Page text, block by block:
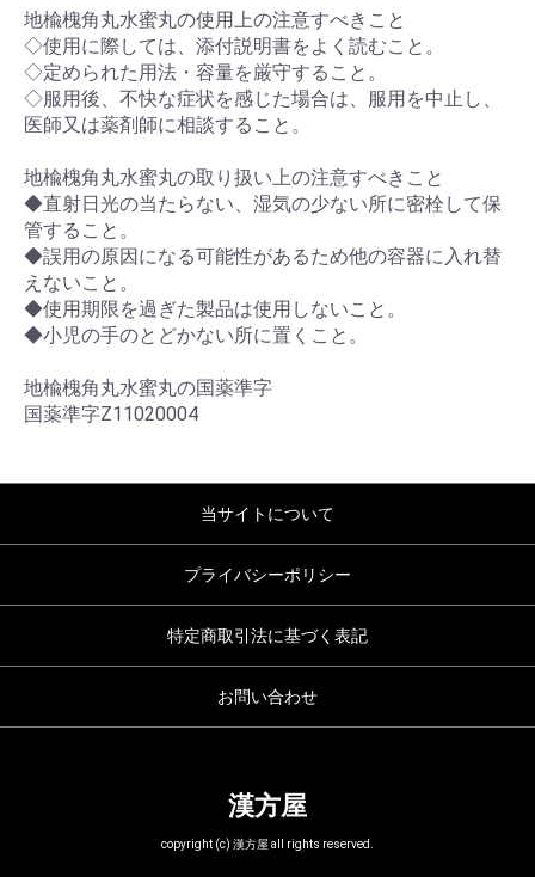
地楡槐角丸水蜜丸の使用上の注意すべきこと
◇使用に際しては、添付説明書をよく読むこと。
◇定められた用法・容量を厳守すること。
◇服用後、不快な症状を感じた場合は、服用を中止し、
医師又は薬剤師に相談すること。
地楡槐角丸水蜜丸の取り扱い上の注意すべきこと
◆直射日光の当たらない、湿気の少ない所に密栓して保
管すること。
◆誤用の原因になる可能性があるため他の容器に入れ替
えないこと。
◆使用期限を過ぎた製品は使用しないこと。
◆小児の手のとどかない所に置くこと。
地楡槐角丸水蜜丸の国薬準字
国薬準字Z11020004
当サイトについて
プライバシーポリシー
特定商取引法に基づく表記
お問い合わせ
漢方屋
copyright (c) 漢方屋 all rights reserved.